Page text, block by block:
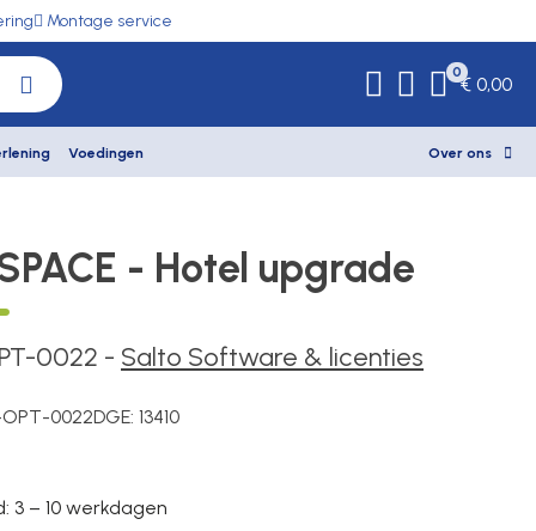
Montage service
0
€ 0,00
Voedingen Over ons
- Hotel upgrade
0022 - Salto Software & licenties
OPT-0022DGE: 13410
3 – 10 werkdagen